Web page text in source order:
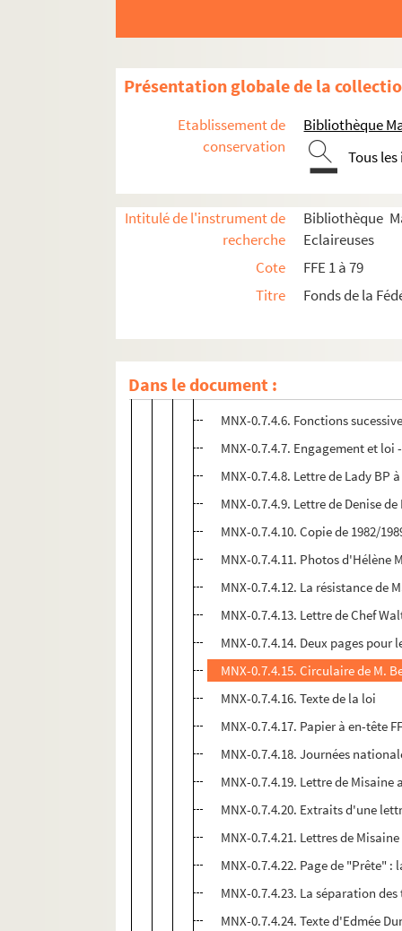
Présentation globale de la
Etablissement de
conservation
Bibliothèque
Tous
Intitulé de l'instrument de
recherche
Bibliothèque
Eclaireuses
Cote
FFE 1 à 79
Titre
Fonds de la
Dans le document :
Carton 66 : MNX-0.5. Tri des archives
Carton 66 : MNX-0.7. AHFFE
MNX-0.7.1. Création de l'AHFFE
MNX-0.7.3. APHFFE
MNX-0.7.4. Documents d'histoire de
MNX-0.7.4.5. Violette Mouchon
MNX-0.7.4.6. Fonctions
MNX-0.7.4.7. Engagement et loi
MNX-0.7.4.8. Lettre de Lady BP
MNX-0.7.4.9. Lettre de Denise
MNX-0.7.4.10. Copie de 1982/
MNX-0.7.4.11. Photos d'Hélène
MNX-0.7.4.12. La résistance de
MNX-0.7.4.13. Lettre de Chef
MNX-0.7.4.14. Deux pages pour
MNX-0.7.4.15. Circulaire de M.
MNX-0.7.4.16. Texte de la loi
MNX-0.7.4.17. Papier à en-tête
MNX-0.7.4.18. Journées
MNX-0.7.4.19. Lettre de Misaine
MNX-0.7.4.20. Extraits d'une
MNX-0.7.4.21. Lettres de
MNX-0.7.4.22. Page de "Prête"
MNX-0.7.4.23. La séparation
MNX-0.7.4.24. Texte d'Edmée